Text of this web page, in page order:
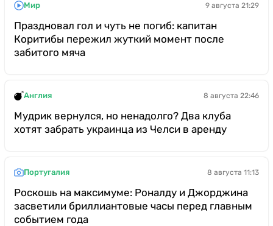
Мир 9 августа 21:29
Праздновал гол и чуть не погиб: капитан
Коритибы пережил жуткий момент после
забитого мяча
Англия 8 августа 22:46
Мудрик вернулся, но ненадолго? Два клуба
хотят забрать украинца из Челси в аренду
Португалия 8 августа 11:13
Роскошь на максимуме: Роналду и Джорджина
засветили бриллиантовые часы перед главным
событием года